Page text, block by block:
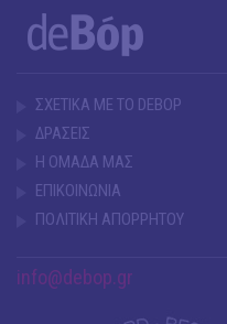
ΣΧΕΤΙΚΑ ΜΕ ΤΟ DEBOP
ΔΡΑΣΕΙΣ
Η ΟΜΑΔΑ ΜΑΣ
ΕΠΙΚΟΙΝΩΝΙΑ
ΠΟΛΙΤΙΚΗ ΑΠΟΡΡΗΤΟΥ
info@debop.gr